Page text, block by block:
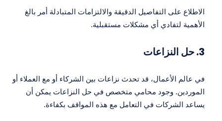
الاطلاع على التفاصيل الدقيقة والالتزامات المتبادلة أمر بالغ
الأهمية لتفادي أي مشكلات مستقبلية.
3. حل النزاعات
في عالم الأعمال، قد تحدث نزاعات بين الشركاء أو مع العملاء أو
الموردين. وجود محامي متخصص في حل النزاعات يمكن أن
يساعد الشركات في التعامل مع هذه المواقف بكفاءة.